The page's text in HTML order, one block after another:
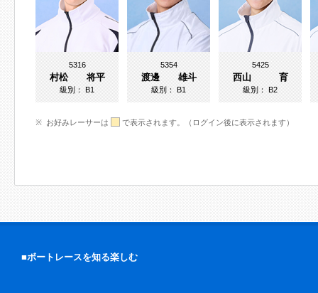
5316
村松 将平
級別：B1
5354
渡邊 雄斗
級別：B1
5425
西山 育
級別：B2
お好みレーサーは で表示されます。（ログイン後に表示されます）
■ボートレースを知る楽しむ